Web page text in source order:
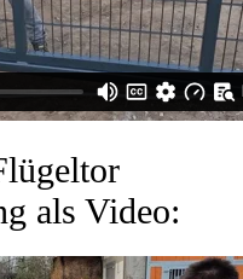
als Video: